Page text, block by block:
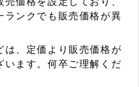
ランクでも販売価格が異
は、定価より販売価格が
います。何卒ご理解くだ